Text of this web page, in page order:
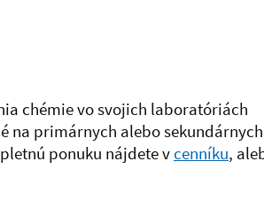
chémie vo svojich laboratóriách
na primárnych alebo sekundárnych
ponuku nájdete vcenníku,